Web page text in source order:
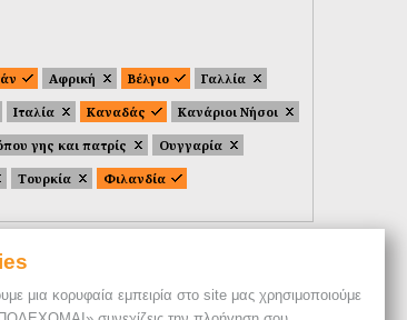
μια κορυφαία εμπειρία στο site μας χρησιμοποιούμε
Αφρική Βέλγιο
Γαλλία
Ιταλία Καναδάς
Κανάριοι Νήσοι
γης και πατρίς
Ουγγαρία
Τουρκία Φιλανδία